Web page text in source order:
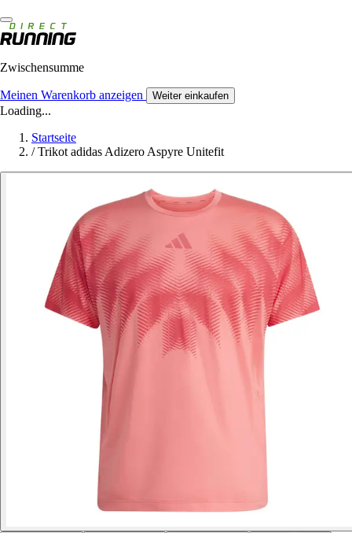
Zwischensumme
Meinen Warenkorb anzeigen Weiter einkaufen
Loading...
Startseite
/ Trikot adidas Adizero Aspyre Unitefit